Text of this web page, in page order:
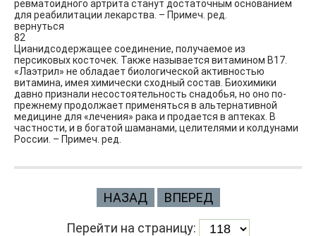
ревматоидного артрита станут достаточным основанием
для реабилитации лекарства. – Примеч. ред.
вернуться
82
Цианидсодержащее соединение, получаемое из
персиковых косточек. Также называется витамином В17.
«Лаэтрил» не обладает биологической активностью
витамина, имея химически сходный состав. Биохимики
давно признали несостоятельность снадобья, но оно по-
прежнему продолжает применяться в альтернативной
медицине для «лечения» рака и продается в аптеках. В
частности, и в богатой шаманами, целителями и колдунами
России. – Примеч. ред.
НАЗАД ВПЕРЕД
Перейти на страницу: